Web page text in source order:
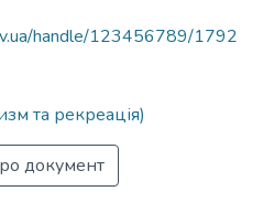
handle/123456789/1792
та рекреація)
документ